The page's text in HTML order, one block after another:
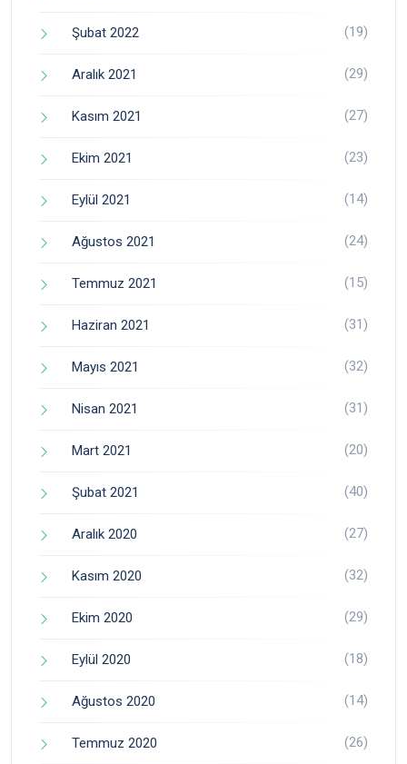
Şubat 2022 (19)
Aralık 2021 (29)
Kasım 2021 (27)
Ekim 2021 (23)
Eylül 2021 (14)
Ağustos 2021 (24)
Temmuz 2021 (15)
Haziran 2021 (31)
Mayıs 2021 (32)
Nisan 2021 (31)
Mart 2021 (20)
Şubat 2021 (40)
Aralık 2020 (27)
Kasım 2020 (32)
Ekim 2020 (29)
Eylül 2020 (18)
Ağustos 2020 (14)
Temmuz 2020 (26)